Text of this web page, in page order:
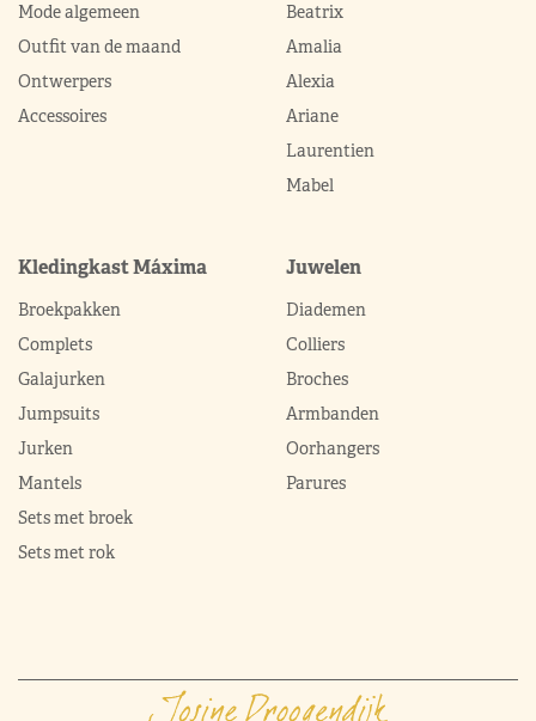
Mode algemeen
Outfit van de maand
Ontwerpers
Accessoires
Beatrix
Amalia
Alexia
Ariane
Laurentien
Mabel
Kledingkast Máxima
Broekpakken
Complets
Galajurken
Jumpsuits
Jurken
Mantels
Sets met broek
Sets met rok
Juwelen
Diademen
Colliers
Broches
Armbanden
Oorhangers
Parures